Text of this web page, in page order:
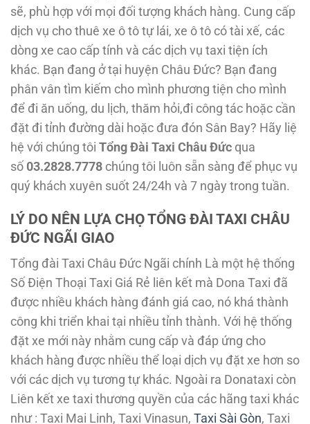
sẽ, phù hợp với mọi đối tượng khách hàng. Cung cấp
dịch vụ cho thuê xe ô tô tự lái, xe ô tô có tài xế, các
dòng xe cao cấp tính và các dịch vụ taxi tiện ích
khác. Bạn đang ở tại huyện Châu Đức? Bạn đang
phân vân tìm kiếm cho mình phương tiện cho mình
để đi ăn uống, du lịch, thăm hỏi,đi công tác hoặc cần
đặt đi tỉnh đường dài hoặc đưa đón Sân Bay? Hãy liệ
hệ với chúng tôi Tổng Đài Taxi Châu Đức qua
số 03.2828.7778 chúng tôi luôn sẵn sàng để phục vụ
quý khách xuyên suốt 24/24h và 7 ngày trong tuần.
LÝ DO NÊN LỰA CHỌ TỔNG ĐÀI TAXI CHÂU
ĐỨC NGÃI GIAO
Tổng đài Taxi Châu Đức Ngãi chính Là một hệ thống
Số Điện Thoại Taxi Giá Rẻ liên kết mà Dona Taxi đã
được nhiều khách hàng đánh giá cao, nó khá thành
công khi triển khai tại nhiều tỉnh thành. Với hệ thống
đặt xe mới này nhằm cung cấp và đáp ứng cho
khách hàng được nhiều thể loại dịch vụ đặt xe hơn so
với các dịch vụ tương tự khác. Ngoài ra Donataxi còn
Liên kết xe taxi thương quyền của các hãng taxi khác
như : Taxi Mai Linh, Taxi Vinasun, Taxi Sài Gòn, Taxi